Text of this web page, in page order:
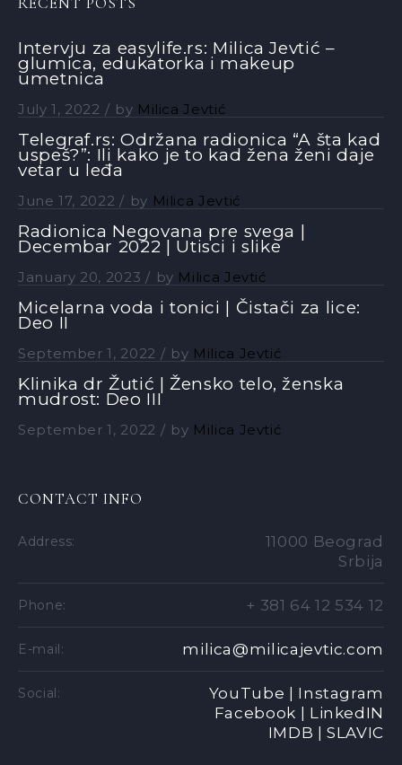
Intervju za easylife.rs: Milica Jevtić –
glumica, edukatorka i makeup
umetnica
July 1, 2022 by Milica Jevtić
Telegraf.rs: Održana radionica “A šta kad
uspeš?”: Ili kako je to kad žena ženi daje
vetar u leđa
June 17, 2022 by Milica Jevtić
Radionica Negovana pre svega |
Decembar 2022 | Utisci i slike
January 20, 2023 by Milica Jevtić
Micelarna voda i tonici | Čistači za lice:
Deo II
September 1, 2022 by Milica Jevtić
Klinika dr Žutić | Žensko telo, ženska
mudrost: Deo III
September 1, 2022 by Milica Jevtić
CONTACT INFO
Address:
11000 Beograd
Srbija
Phone: + 381 64 12 534 12
E-mail: milica@milicajevtic.com
Social: YouTube |
Instagram
Facebook |
LinkedIN
IMDB |
SLAVIC